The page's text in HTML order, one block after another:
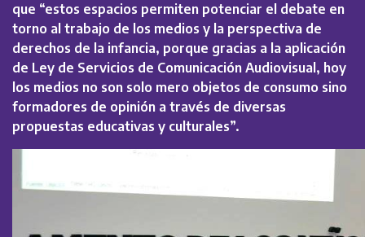
que “estos espacios permiten potenciar el debate en
torno al trabajo de los medios y la perspectiva de
derechos de la infancia, porque gracias a la aplicación
de Ley de Servicios de Comunicación Audiovisual, hoy
los medios no son solo mero objetos de consumo sino
formadores de opinión a través de diversas
propuestas educativas y culturales”.